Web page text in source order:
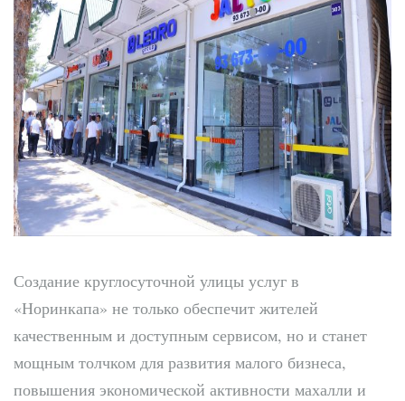
Создание круглосуточной улицы услуг в
«Норинкапа» не только обеспечит жителей
качественным и доступным сервисом, но и станет
мощным толчком для развития малого бизнеса,
повышения экономической активности махалли и